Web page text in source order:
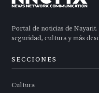
Portal de noticias de
seguridad, cultura y más
SECCIONES
Cultura